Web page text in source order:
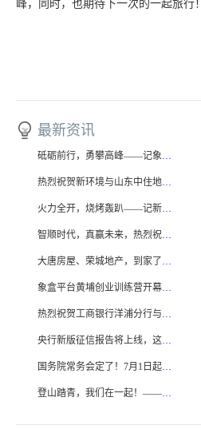
峰，同时，也期待下一次的一起旅行！
最新资讯
砥砺前行，勇攀高峰——记象盒平台研发部及产品运营部团建活动
热烈祝贺新环境与山东中住地产达成战略合作！
火力全开，烧烤轰趴——记新环境职能部门烧烤活动！
智顺时代，真赢未来，热烈祝贺新环境与房天下签订战略合作！
大唐房屋、荣城地产，到家了和新环境战略合作签约仪式圆满落幕！
象盒平台黄埔创业训练营开幕，让梦想在这里腾飞！
热烈祝贺工商银行洋浦分行与海南新环境达成战略合作！
央行新版征信报告将上线，这些变化必须注意！
国务院常务会定了！7月1日起减免不动产登记费！
登山踏青，我们在一起！——记汤冰实习副总区武功山之行